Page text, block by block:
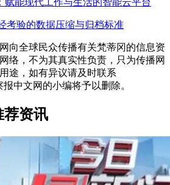
考验的数据压缩与归档标准
向全球民众传播有关梵蒂冈的信息资
络，不为其真实性负责，只为传播网
途，如有异议请及时联系
报中文网的小编将予以删除。
荐资讯